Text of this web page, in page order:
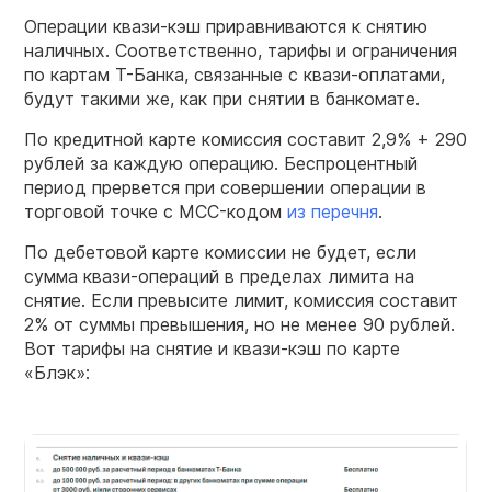
Операции квази-кэш приравниваются к снятию
наличных. Соответственно, тарифы и ограничения
по картам Т-Банка, связанные с квази-оплатами,
будут такими же, как при снятии в банкомате.
По кредитной карте комиссия составит 2,9% + 290
рублей за каждую операцию. Беспроцентный
период прервется при совершении операции в
торговой точке с MCC-кодом из перечня.
По дебетовой карте комиссии не будет, если
сумма квази-операций в пределах лимита на
снятие. Если превысите лимит, комиссия составит
2% от суммы превышения, но не менее 90 рублей.
Вот тарифы на снятие и квази-кэш по карте
«Блэк»: